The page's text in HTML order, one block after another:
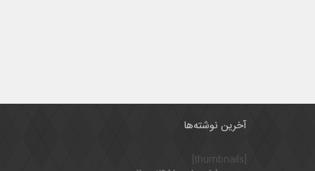
آخرین نوشته‌ها